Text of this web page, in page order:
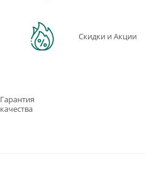
Скидки и Акции
Гарантия
качества